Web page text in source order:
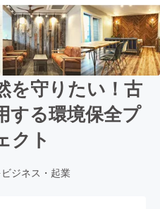
を守りたい！古
する環境保全プ
クト
ビジネス・起業